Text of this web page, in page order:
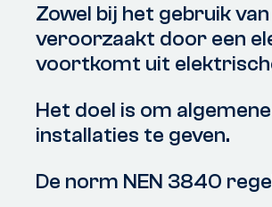
Zowel bij het gebruik
veroorzaakt door een
voortkomt uit
Het doel is om
installaties te geven.
De norm NEN 3840